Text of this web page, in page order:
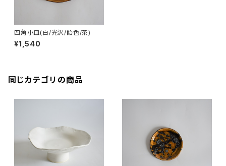
四角小皿(白/光沢/飴色/茶)
¥1,540
同じカテゴリの商品